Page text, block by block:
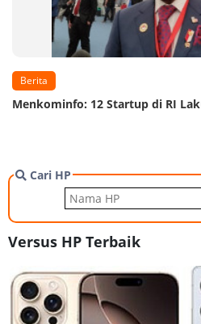
Berita
Menkominfo: 12 Startup di RI
Cari HP
Versus HP Terbaik